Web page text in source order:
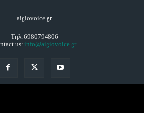
aigiovoice.gr
Τηλ. 6980794806
us: info@aigiovoice.gr